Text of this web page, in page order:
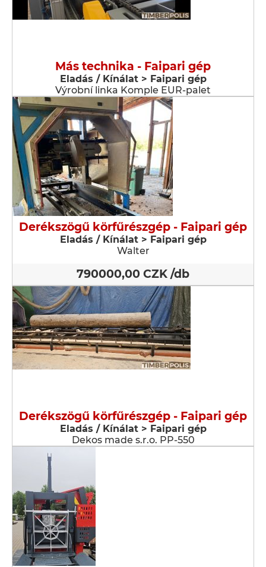
Más technika - Faipari gép
Eladás / Kínálat > Faipari gép
Výrobní linka Komple EUR-palet
Derékszögű körfűrészgép - Faipari gép
Eladás / Kínálat > Faipari gép
Walter
790000,00 CZK /db
Derékszögű körfűrészgép - Faipari gép
Eladás / Kínálat > Faipari gép
Dekos made s.r.o. PP-550